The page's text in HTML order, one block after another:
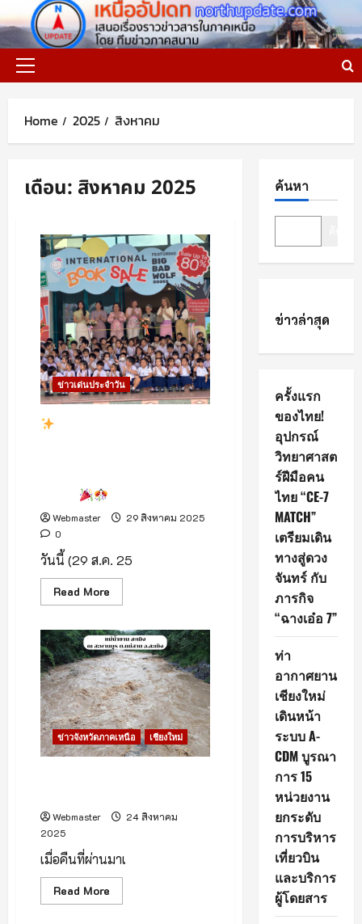
to
content
Primary
Home 2025 สิงหาคม
เดือน: สิงหาคม 2025
ข่าวเด่นประจำวัน
Webmaster
29 สิงหาคม 2025
0
วันนี้ (29 ส.ค. 25
Read More
more
เปิด
แล้ว!
International
Book
Sale
Featuring
Big
Bad
Wolf
2025มหกรรม
หนังสือ
นานาชาติ
ล้าน
ข่าวจังหวัดภาคเหนือ เชียงใหม่
Webmaster
24 สิงหาคม
2025
เมื่อคืนที่ผ่านมาเ
Read More
more
ค้นหา
ข่าวล่าสุด
ครั้งแรก
ของไทย!
อุปกรณ์
วิทยาศาสต
ร์ฝีมือคน
ไทย “CE-7
MATCH”
เตรียมเดิน
ทางสู่ดวง
จันทร์ กับ
ภารกิจ
“ฉางเอ๋อ 7”
ท่า
อากาศยาน
เชียงใหม่
เดินหน้า
ระบบ A-
CDM บูรณา
การ 15
หน่วยงาน
ยกระดับ
การบริหาร
เที่ยวบิน
และบริการ
ผู้โดยสาร